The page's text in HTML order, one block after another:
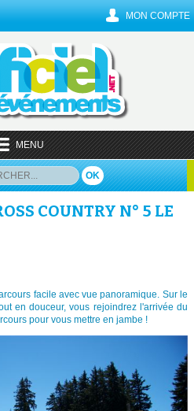
MON COMPTE
MENU
OK
COUNTRY N° 5 LE
facile avec vue panoramique. Sur le
en douceur, vous rejoindrez l'arrivée du
pour vous mettre en jambe !